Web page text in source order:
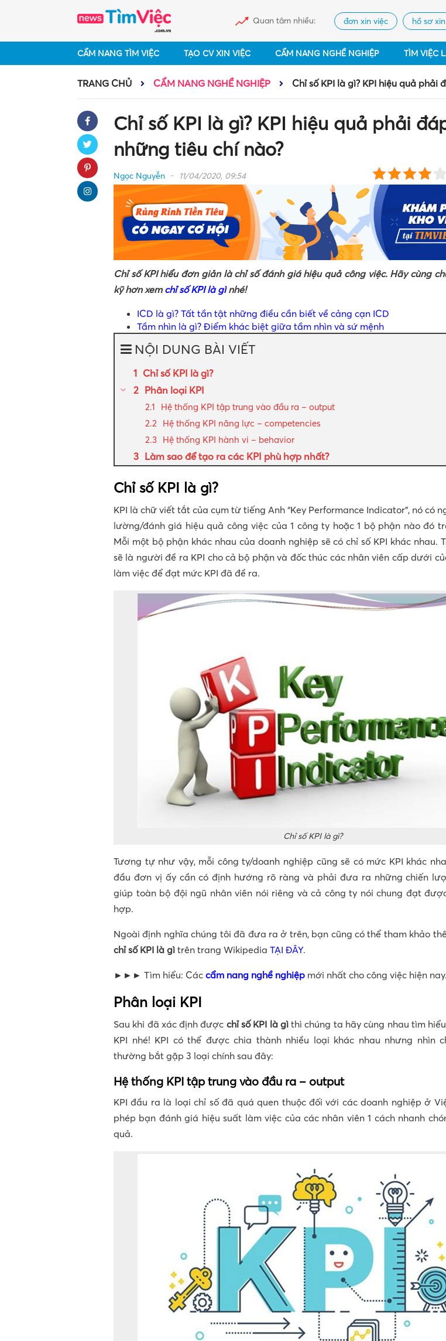
Quan tâm nhiều: đơn xin việc hồ sơ
CẨM NANG TÌM VIỆC TẠO CV XIN VIỆC CẨM NANG NGHỀ NGHIỆP TÌM VIỆC
TRANG CHỦ CẨM NANG NGHỀ NGHIỆP Chỉ số KPI là gì? KPI hiệu quả phải
Chỉ số KPI là gì? KPI hiệu quả phải
những tiêu chí nào?
Ngọc Nguyễn 11/04/2020, 09:54
Chỉ số KPI hiểu đơn giản là chỉ số đánh giá hiệu quả công việc. Hãy cùng
kỹ hơn xem chỉ số KPI là gìnhé!
ICD là gì? Tất tần tật những điều cần biết về cảng cạn ICD
Tầm nhìn là gì? Điểm khác biệt giữa tầm nhìn và sứ mệnh
NỘI DUNG BÀI VIẾT
Chỉ số KPI là gì?
Phân loại KPI
Hệ thống KPI tập trung vào đầu ra – output
Hệ thống KPI năng lực – competencies
Hệ thống KPI hành vi – behavior
Làm sao để tạo ra các KPI phù hợp nhất?
Chỉ số KPI là gì?
KPI là chữ viết tắt của cụm từ tiếng Anh “Key Performance Indicator”, nó có
lường/đánh giá hiệu quả công việc của 1 công ty hoặc 1 bộ phận nào đó
Mỗi một bộ phận khác nhau của doanh nghiệp sẽ có chỉ số KPI khác nhau.
sẽ là người đề ra KPI cho cả bộ phận và đốc thúc các nhân viên cấp dưới
làm việc để đạt mức KPI đã đề ra.
Chỉ số KPI là gì?
Tương tự như vậy, mỗi công ty/doanh nghiệp cũng sẽ có mức KPI khác
đầu đơn vị ấy cần có định hướng rõ ràng và phải đưa ra những chiến
giúp toàn bộ đội ngũ nhân viên nói riêng và cả công ty nói chung đạt
hợp.
Ngoài định nghĩa chúng tôi đã đưa ra ở trên, bạn cũng có thể tham khảo
chỉ số KPI là gì trên trang Wikipedia TẠI ĐÂY.
►►► Tìm hiểu: Các cẩm nang nghề nghiệp mới nhất cho công việc hiện nay.
Phân loại KPI
Sau khi đã xác định được chỉ số KPI là gìthì chúng ta hãy cùng nhau tìm
KPI nhé! KPI có thể được chia thành nhiều loại khác nhau nhưng nhìn
thường bắt gặp 3 loại chính sau đây:
Hệ thống KPI tập trung vào đầu ra – output
KPI đầu ra là loại chỉ số đã quá quen thuộc đối với các doanh nghiệp ở
phép bạn đánh giá hiệu suất làm việc của các nhân viên 1 cách nhanh
quả.